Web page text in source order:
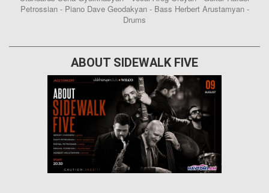
Petrossian - Piano Dave Geodakyan - Bass Herbert Arustamyan -
Drums
ABOUT SIDEWALK FIVE